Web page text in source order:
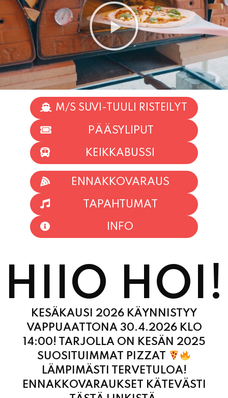
M/S SUVI-TUULI RISTEILYT
PÄÄSYLIPUT
ENNAKKOVARAUS
TAPAHTUMAT
HIIO HOI!
KESÄKAUSI 2026 KÄYNNISTYY
VAPPUAATTONA 30.4.2026 KLO
14:00! TARJOLLA ON KESÄN 2025
SUOSITUIMMAT PIZZAT
LÄMPIMÄSTI TERVETULOA!
ENNAKKOVARAUKSET KÄTEVÄSTI
TÄSTÄ LINKISTÄ.